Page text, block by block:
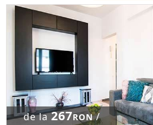
de la267RON/